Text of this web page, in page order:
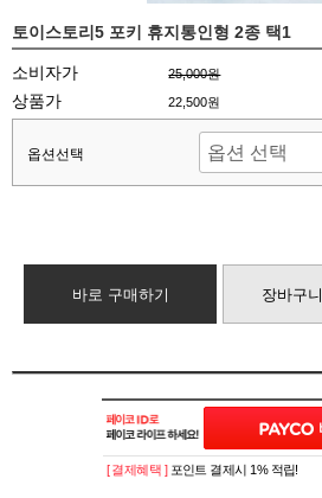
토이스토리5 포키 휴지통인형 2종 택1
소비자가 25,000원
상품가 22,500원
옵션선택
바로 구매하기 장바구니
[ 결제혜택 ] 포인트 결제시 1% 적립!